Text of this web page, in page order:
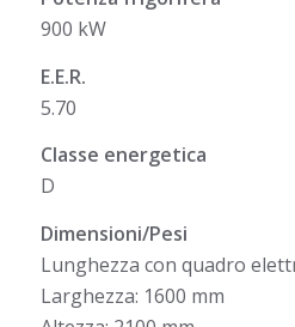
900 kW
E.E.R.
5.70
Classe energetica
D
Dimensioni/Pesi
Lunghezza con quadro
Larghezza: 1600 mm